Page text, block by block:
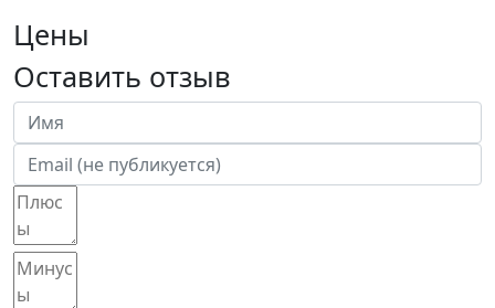
Цены
Оставить отзыв